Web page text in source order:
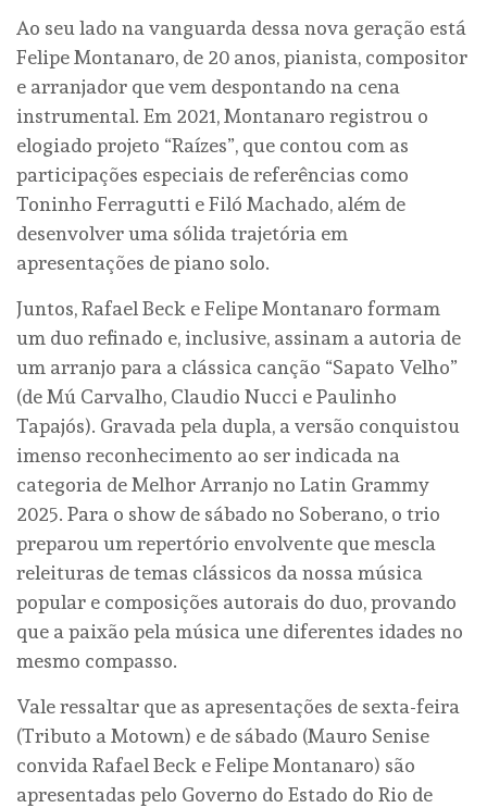
Ao seu lado na vanguarda dessa nova geração está
Felipe Montanaro, de 20 anos, pianista, compositor
e arranjador que vem despontando na cena
instrumental. Em 2021, Montanaro registrou o
elogiado projeto “Raízes”, que contou com as
participações especiais de referências como
Toninho Ferragutti e Filó Machado, além de
desenvolver uma sólida trajetória em
apresentações de piano solo.
Juntos, Rafael Beck e Felipe Montanaro formam
um duo refinado e, inclusive, assinam a autoria de
um arranjo para a clássica canção “Sapato Velho”
(de Mú Carvalho, Claudio Nucci e Paulinho
Tapajós). Gravada pela dupla, a versão conquistou
imenso reconhecimento ao ser indicada na
categoria de Melhor Arranjo no Latin Grammy
2025. Para o show de sábado no Soberano, o trio
preparou um repertório envolvente que mescla
releituras de temas clássicos da nossa música
popular e composições autorais do duo, provando
que a paixão pela música une diferentes idades no
mesmo compasso.
Vale ressaltar que as apresentações de sexta-feira
(Tributo a Motown) e de sábado (Mauro Senise
convida Rafael Beck e Felipe Montanaro) são
apresentadas pelo Governo do Estado do Rio de